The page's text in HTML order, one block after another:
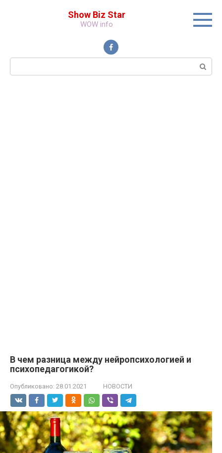
Show Biz Star
WOW info
Поиск:
В чем разница между нейропсихологией и
психопедагогикой?
Опубликовано: 28.01.2021 НОВОСТИ